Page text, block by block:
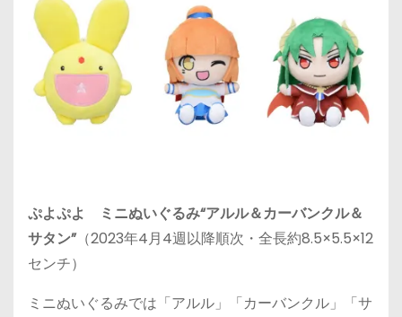
ぷよぷよ ミニぬいぐるみ“アルル＆カーバンクル＆
サタン”（2023年4月4週以降順次・全長約8.5×5.5×12
センチ）
ミニぬいぐるみでは「アルル」「カーバンクル」「サ